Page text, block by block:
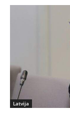
Latvija